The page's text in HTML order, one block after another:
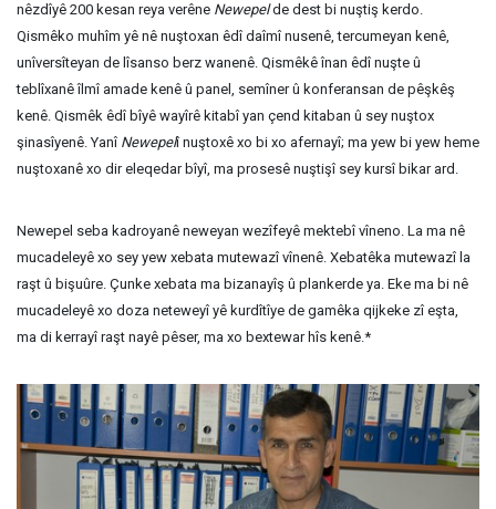
nêzdîyê 200 kesan reya verêne Newepelde dest bi nuştiş kerdo.
Qismêko muhîm yê nê nuştoxan êdî daîmî nusenê, tercumeyan kenê,
unîversîteyan de lîsanso berz wanenê. Qismêkê înan êdî nuşte û
teblîxanê îlmî amade kenê û panel, semîner û konferansan de pêşkêş
kenê. Qismêk êdî bîyê wayîrê kitabî yan çend kitaban û sey nuştox
şinasîyenê. Yanî Newepelî nuştoxê xo bi xo afernayî; ma yew bi yew heme
nuştoxanê xo dir eleqedar bîyî, ma prosesê nuştişî sey kursî bikar ard.
Newepel seba kadroyanê neweyan wezîfeyê mektebî vîneno. La ma nê
mucadeleyê xo sey yew xebata mutewazî vînenê. Xebatêka mutewazî la
raşt û bişuûre. Çunke xebata ma bizanayîş û plankerde ya. Eke ma bi nê
mucadeleyê xo doza neteweyî yê kurdîtîye de gamêka qijkeke zî eşta,
ma di kerrayî raşt nayê pêser, ma xo bextewar hîs kenê.*